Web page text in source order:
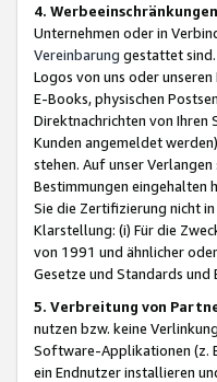
4.
Unternehmen oder in
Vereinbarung gestattet
Logos von uns oder
E-Books, physischen
Direktnachrichten von
Kunden angemeldet
stehen. Auf unser
Bestimmungen eingehalten
Sie die Zertifizierung nicht
Klarstellung: (i) Für die
von 1991 und ähnlicher
Gesetze und Standards
5. Verbreitung von
nutzen bzw. keine
Software-Applikationen (z.
ein Endnutzer installieren